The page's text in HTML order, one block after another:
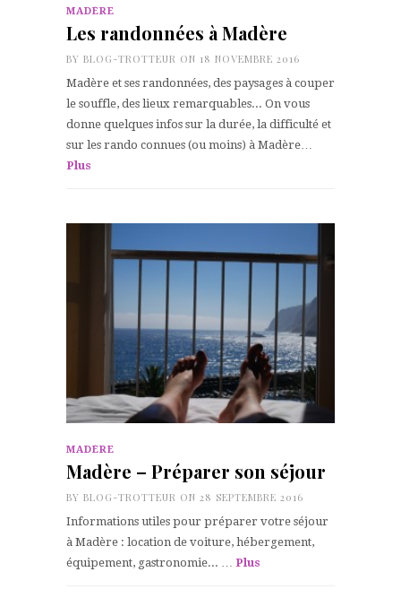
MADÈRE
Les randonnées à Madère
BY BLOG-TROTTEUR ON 18 NOVEMBRE 2016
Madère et ses randonnées, des paysages à couper
le souffle, des lieux remarquables... On vous
donne quelques infos sur la durée, la difficulté et
sur les rando connues (ou moins) à Madère…
Plus
MADÈRE
Madère – Préparer son séjour
BY BLOG-TROTTEUR ON 28 SEPTEMBRE 2016
Informations utiles pour préparer votre séjour
à Madère : location de voiture, hébergement,
équipement, gastronomie... … Plus